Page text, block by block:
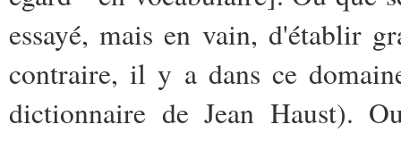
essayé, mais en vain, d'établir
contraire, il y a dans ce
dictionnaire de Jean Haust).